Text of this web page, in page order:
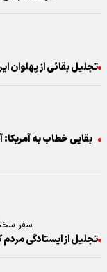
تجلیل بقائی از پهلوان
بقایی خطاب به
سفر
تجلیل از ایستادگی